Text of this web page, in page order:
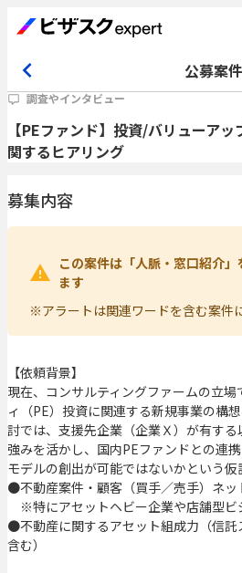
公募案件
調査やインタビュー
【PEファンド】投資/バリューア
関するヒアリング
募集内容
この案件は「人脈・窓口紹介
ます
※アラートは関連ワードを含む案件
【依頼背景】
現在、コンサルティングファームの立
ィ（PE）投資に関連する新規事業の構
討では、支援先企業（企業Ｘ）が有す
強みを活かし、国内PEファンドとの連
モデルの創出が可能ではないかという仮
●不動産案件・顧客（買手／売手）ネッ
※特にアセットヘビー企業や店舗型ビ
●不動産に関するアセット組成力（信託
含む）